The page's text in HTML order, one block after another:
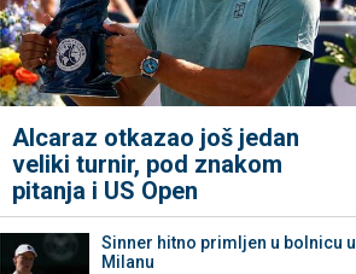
Alcaraz otkazao još jedan
veliki turnir, pod znakom
pitanja i US Open
Sinner hitno primljen u bolnicu u
Milanu